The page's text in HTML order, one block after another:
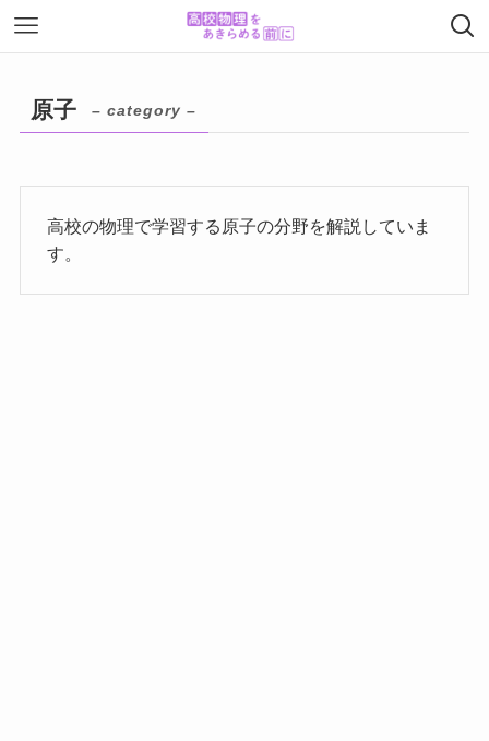
原子 – category –
高校の物理で学習する原子の分野を解説していま
す。